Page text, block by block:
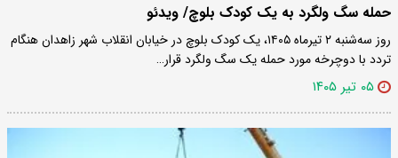
حمله سگ ولگرد به یک کودک بلوچ/ ویدئو
روز سه‌شنبه ۲ تیرماه ۱۴۰۵، یک کودک بلوچ در خیابان انقلاب شهر زاهدان هنگام
تردد با دوچرخه مورد حمله یک سگ ولگرد قرار…
۰۵ تیر ۱۴۰۵